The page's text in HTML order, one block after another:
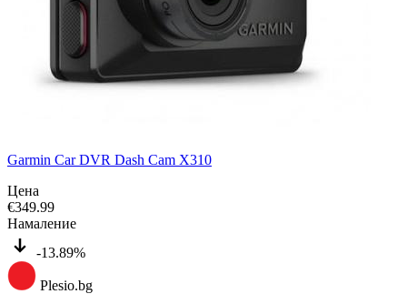
Garmin Car DVR Dash Cam X310
Цена
€349.99
Намаление
-13.89%
Plesio.bg